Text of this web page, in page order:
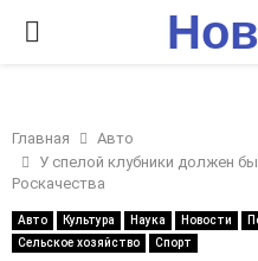
P
I
M
Главная
Авто
У спелой клубники должен
Роскачества
Авто Культура Наука Новости
Сельское хозяйство
Спорт